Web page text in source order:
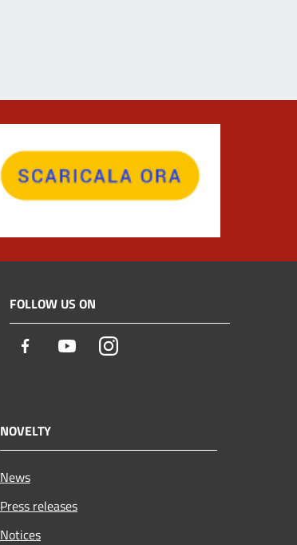
FOLLOW US ON
Facebook YoutubeInstagram
NOVELTY
News
Press releases
Notices